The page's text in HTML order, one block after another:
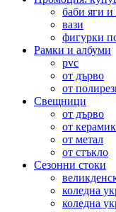
баби яги и
вази
фигурки
Рамки и албуми
pvc
от дърво
от
Свещници
от дърво
от
от метал
от стъкло
Сезонни стоки
коледна
коледна